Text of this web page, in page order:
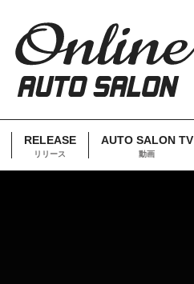
RELEASE
リリース
AUTO SALON TV
動画